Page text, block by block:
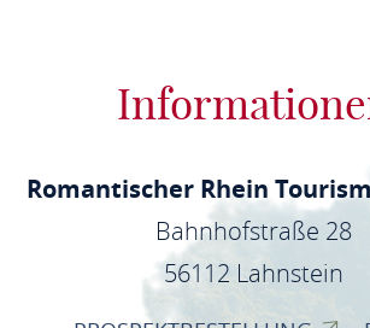
Romantischer Rhein
Bahnhofstraße 28
56112 Lahnstein